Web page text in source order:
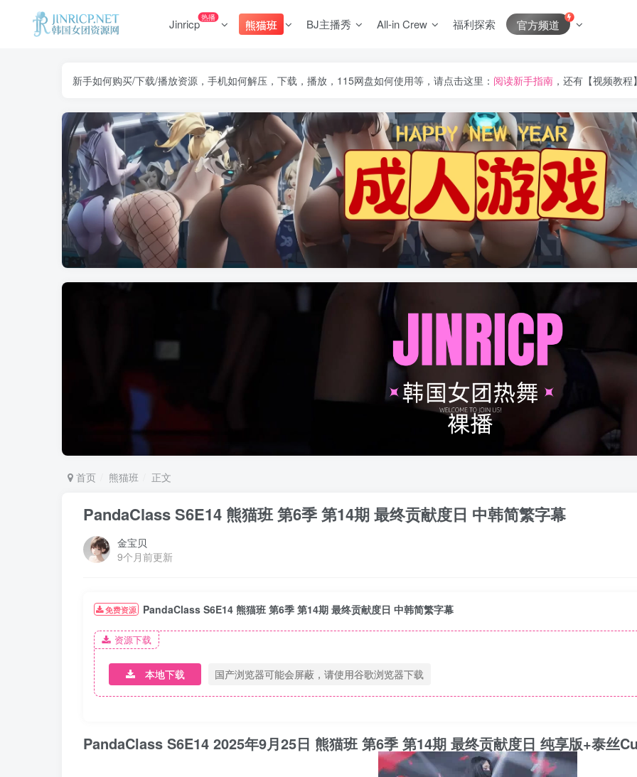
Jinricp热播
熊猫班 BJ主播秀 All-in Crew 福利探索 官方频道
新手如何购买/下载/播放资源，手机如何解压，下载，播放，115网盘如何使用等，请点击这里： 阅读新手指南 ，还有【视频教
首页 熊猫班 正文
PandaClass S6E14 熊猫班 第6季 第14期 最终贡献度日 中韩简繁字幕
金宝贝
9个月前更新
免费资源 PandaClass S6E14 熊猫班 第6季 第14期 最终贡献度日 中韩简繁字幕
资源下载
本地下载 国产浏览器可能会屏蔽，请使用谷歌浏览器下载
PandaClass S6E14 2025年9月25日 熊猫班 第6季 第14期 最终贡献度日 纯享版+泰丝